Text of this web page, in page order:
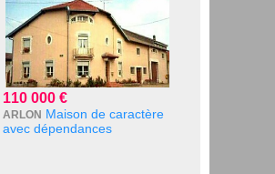
110 000 €
ARLON Maison de caractère
avec dépendances